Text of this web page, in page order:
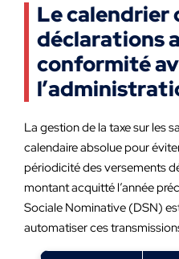
Le calendrier
déclarations
conformité
La gestion de la taxe sur les
calendaire absolue pour
périodicité des versements
montant acquitté l’année
Sociale Nominative (DSN)
automatiser ces